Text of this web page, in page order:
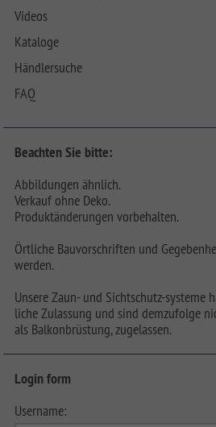
Videos
Kataloge
Händlersuche
FAQ
Beachten Sie bitte:
Abbildungen ähnlich.
Verkauf ohne Deko.
Produktänderungen vorbehalten.
Örtliche Bauvorschriften und
werden.
Unsere Zaun- und Sichtschutz-systeme
liche Zulassung und sind demzufolge
als Balkonbrüstung, zugelassen.
Login form
Username: